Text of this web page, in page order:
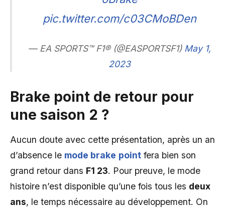
pic.twitter.com/c03CMoBDen
— EA SPORTS™ F1® (@EASPORTSF1) May 1,
2023
Brake point de retour pour
une saison 2 ?
Aucun doute avec cette présentation, après un an
d’absence le mode brake point fera bien son
grand retour dans F1 23. Pour preuve, le mode
histoire n’est disponible qu’une fois tous les deux
ans, le temps nécessaire au développement. On